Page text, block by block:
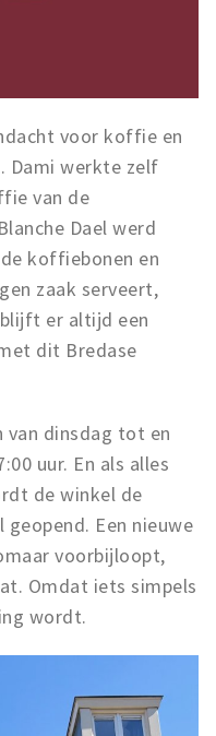
voor koffie en
Dami werkte zelf
van de
Dael werd
koffiebonen en
zaak serveert,
er altijd een
dit Bredase
van dinsdag tot en
uur. En als alles
de winkel de
Een nieuwe
voorbijloopt,
Omdat iets simpels
wordt.